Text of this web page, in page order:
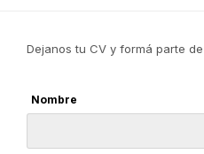
Dejanos tu CV y formá parte
Nombre